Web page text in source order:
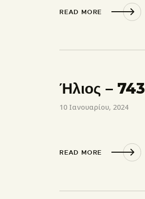
READ MORE
Ήλιος – 743
10 Ιανουαρίου, 2024
READ MORE